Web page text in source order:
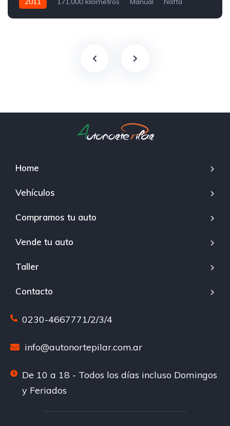
Home
Vehículos
Compramos tu auto
Vende tu auto
Taller
Contacto
0230-4667771/2/3/4
info@autonortepilar.com.ar
De 10 a 18 - Todos los días incluso Domingos
y Feriados